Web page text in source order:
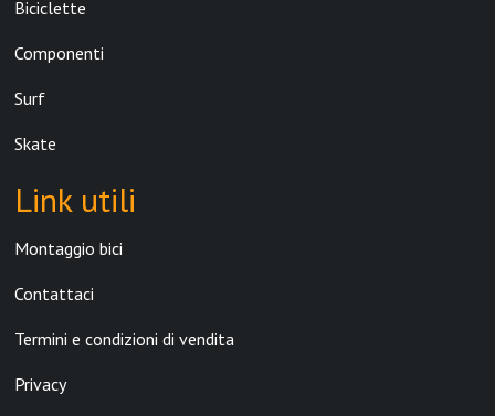
Biciclette
Componenti
Surf
Skate
Link utili
Montaggio bici
Contattaci
Termini e condizioni di vendita
Privacy